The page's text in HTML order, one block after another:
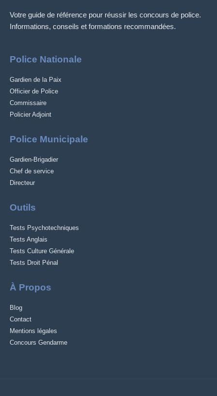
Votre guide de référence pour réussir les concours de police.
Informations, conseils et formations recommandées.
Police Nationale
Gardien de la Paix
Officier de Police
Commissaire
Policier Adjoint
Police Municipale
Gardien-Brigadier
Chef de service
Directeur
Outils
Tests Psychotechniques
Tests Anglais
Tests Culture Générale
Tests Droit Pénal
À Propos
Blog
Contact
Mentions légales
Concours Gendarme